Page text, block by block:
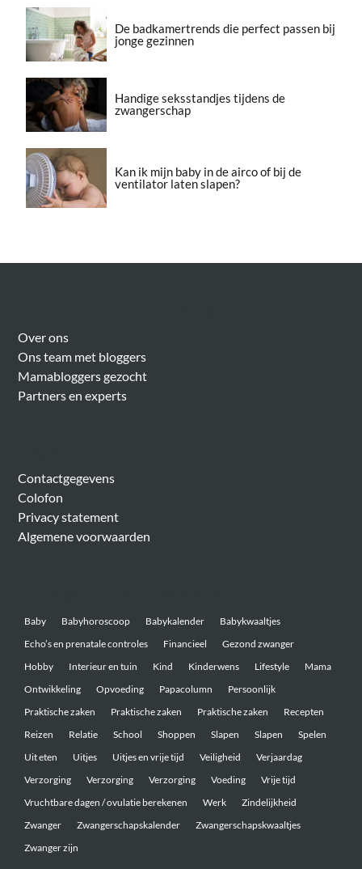
De badkamertrends die perfect passen bij
jonge gezinnen
Handige seksstandjes tijdens de
zwangerschap
Kan ik mijn baby in de airco of bij de
ventilator laten slapen?
Over ons
Ons team met bloggers
Mamabloggers gezocht
Partners en experts
Contactgegevens
Colofon
Privacy statement
Algemene voorwaarden
Baby Babyhoroscoop Babykalender
Babykwaaltjes
Echo’s en prenatale controles
Financieel
Gezond zwanger
Hobby
Interieur en tuin Kind Kinderwens Lifestyle
Mama
Ontwikkeling
Opvoeding Papacolumn
Persoonlijk
Praktische zaken
Praktische zaken Praktische zaken
Recepten
Reizen
Relatie School Shoppen Slapen Slapen
Spelen
Uit eten
Uitjes Uitjes en vrije tijd Veiligheid
Verjaardag
Verzorging
Verzorging Verzorging Voeding
Vrije tijd
Vruchtbare dagen / ovulatie berekenen
Werk
Zindelijkheid
Zwanger
Zwangerschapskalender
Zwangerschapskwaaltjes
Zwanger zijn